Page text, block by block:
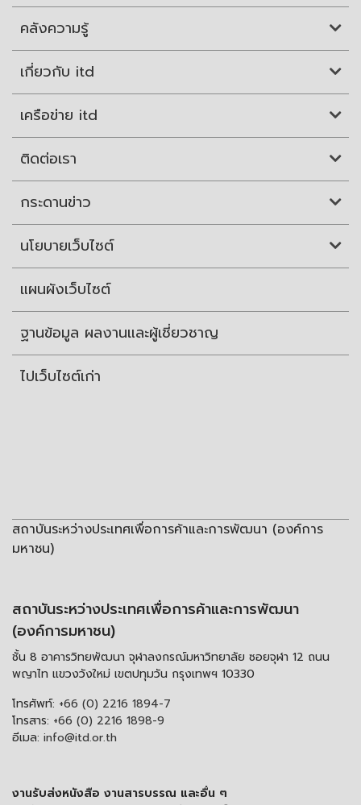
คลังความรู้
เกี่ยวกับ itd
เครือข่าย itd
ติดต่อเรา
กระดานข่าว
นโยบายเว็บไซต์
แผนผังเว็บไซต์
ฐานข้อมูล ผลงานและผู้เชี่ยวชาญ
ไปเว็บไซต์เก่า
สถาบันระหว่างประเทศเพื่อการค้าและการพัฒนา (องค์การ
มหาชน)
สถาบันระหว่างประเทศเพื่อการค้าและการพัฒนา
(องค์การมหาชน)
ชั้น 8 อาคารวิทยพัฒนา จุฬาลงกรณ์มหาวิทยาลัย ซอยจุฬา 12 ถนน
พญาไท แขวงวังใหม่ เขตปทุมวัน กรุงเทพฯ 10330
โทรศัพท์: +66 (0) 2216 1894-7
โทรสาร: +66 (0) 2216 1898-9
อีเมล: info@itd.or.th
งานรับส่งหนังสือ งานสารบรรณ และอื่น ๆ